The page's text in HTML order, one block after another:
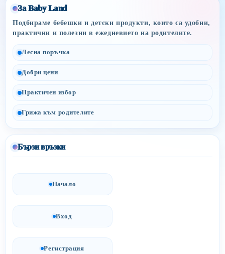
За Baby Land
Подбираме бебешки и детски продукти, които са удобни,
практични и полезни в ежедневието на родителите.
Лесна поръчка
Добри цени
Практичен избор
Грижа към родителите
Бързи връзки
Начало
Вход
Регистрация